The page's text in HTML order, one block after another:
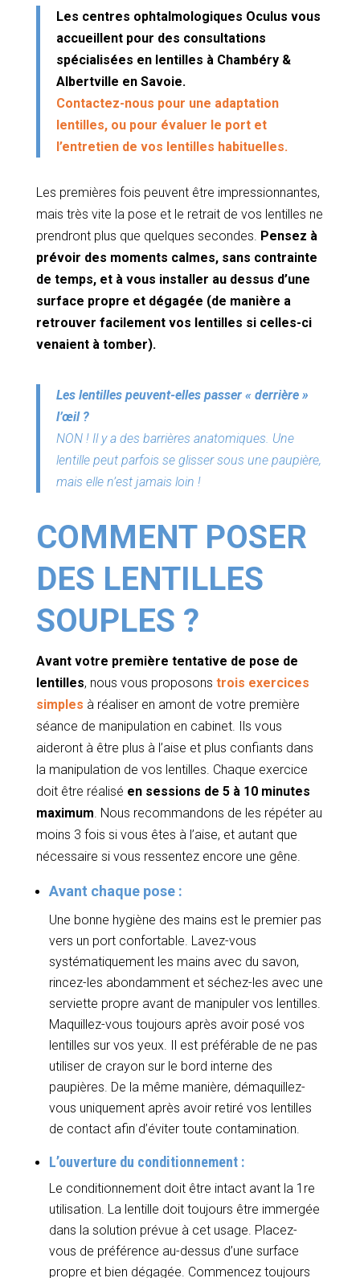
Les centres ophtalmologiques Oculus vous
accueillent pour des consultations
spécialisées en lentilles à Chambéry &
Albertville en Savoie.
Contactez-nous pour une adaptation
lentilles, ou pour évaluer le port et
l’entretien de vos lentilles habituelles.
Les premières fois peuvent être impressionnantes,
mais très vite la pose et le retrait de vos lentilles ne
prendront plus que quelques secondes. Pensez à
prévoir des moments calmes, sans contrainte
de temps, et à vous installer au dessus d’une
surface propre et dégagée (de manière a
retrouver facilement vos lentilles si celles-ci
venaient à tomber).
Les lentilles peuvent-elles passer « derrière »
l’œil ?
NON ! Il y a des barrières anatomiques. Une
lentille peut parfois se glisser sous une paupière,
mais elle n’est jamais loin !
COMMENT POSER
DES LENTILLES
SOUPLES ?
Avant votre première tentative de pose de
lentilles, nous vous proposons trois exercices
simples à réaliser en amont de votre première
séance de manipulation en cabinet. Ils vous
aideront à être plus à l’aise et plus confiants dans
la manipulation de vos lentilles. Chaque exercice
doit être réalisé en sessions de 5 à 10 minutes
maximum . Nous recommandons de les répéter au
moins 3 fois si vous êtes à l’aise, et autant que
nécessaire si vous ressentez encore une gêne.
Avant chaque pose :
Une bonne hygiène des mains est le premier pas
vers un port confortable. Lavez-vous
systématiquement les mains avec du savon,
rincez-les abondamment et séchez-les avec une
serviette propre avant de manipuler vos lentilles.
Maquillez-vous toujours après avoir posé vos
lentilles sur vos yeux. Il est préférable de ne pas
utiliser de crayon sur le bord interne des
paupières. De la même manière, démaquillez-
vous uniquement après avoir retiré vos lentilles
de contact afin d’éviter toute contamination.
L’ouverture du conditionnement :
Le conditionnement doit être intact avant la 1re
utilisation. La lentille doit toujours être immergée
dans la solution prévue à cet usage. Placez-
vous de préférence au-dessus d’une surface
propre et bien dégagée. Commencez toujours